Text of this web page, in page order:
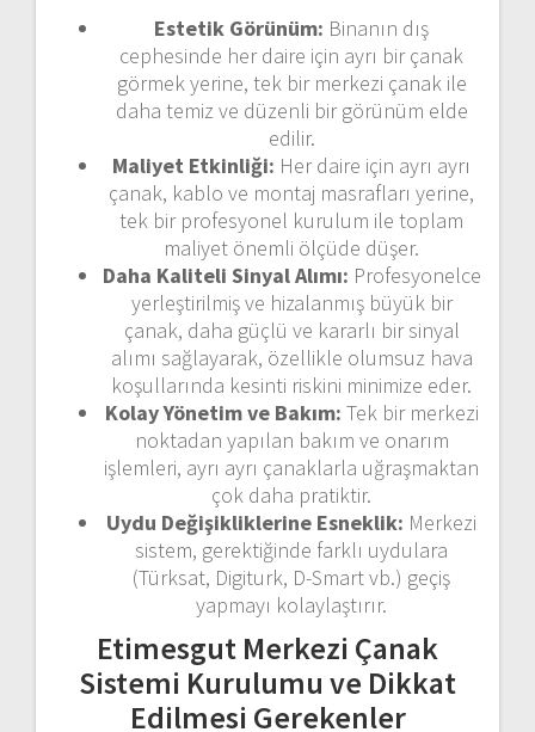
Estetik Görünüm: Binanın dış
cephesinde her daire için ayrı bir çanak
görmek yerine, tek bir merkezi çanak ile
daha temiz ve düzenli bir görünüm elde
edilir.
Maliyet Etkinliği: Her daire için ayrı ayrı
çanak, kablo ve montaj masrafları yerine,
tek bir profesyonel kurulum ile toplam
maliyet önemli ölçüde düşer.
Daha Kaliteli Sinyal Alımı: Profesyonelce
yerleştirilmiş ve hizalanmış büyük bir
çanak, daha güçlü ve kararlı bir sinyal
alımı sağlayarak, özellikle olumsuz hava
koşullarında kesinti riskini minimize eder.
Kolay Yönetim ve Bakım: Tek bir merkezi
noktadan yapılan bakım ve onarım
işlemleri, ayrı ayrı çanaklarla uğraşmaktan
çok daha pratiktir.
Uydu Değişikliklerine Esneklik: Merkezi
sistem, gerektiğinde farklı uydulara
(Türksat, Digiturk, D-Smart vb.) geçiş
yapmayı kolaylaştırır.
Etimesgut Merkezi Çanak
Sistemi Kurulumu ve Dikkat
Edilmesi Gerekenler